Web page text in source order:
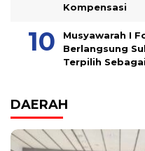
Kompensasi
Musyawarah I
Berlangsung
Terpilih
DAERAH